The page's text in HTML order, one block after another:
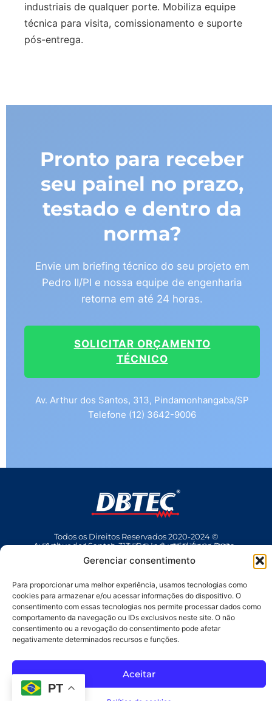
Gerenciar consentimento
Para proporcionar uma melhor experiência, usamos tecnologias como
cookies para armazenar e/ou acessar informações do dispositivo. O
consentimento com essas tecnologias nos permite processar dados como
comportamento da navegação ou IDs exclusivos neste site. O não
consentimento ou a revogação do consentimento pode afetar
negativamente determinados recursos e funções.
Aceitar
industriais de qualquer porte. Mobiliza equipe
técnica para visita, comissionamento e suporte
pós-entrega.
Pronto para receber
seu painel no prazo,
testado e dentro da
norma?
Envie um briefing técnico do seu projeto em
Pedro II/PI e nossa equipe de engenharia
retorna em até 24 horas.
SOLICITAR ORÇAMENTO
TÉCNICO
Av. Arthur dos Santos, 313, Pindamonhangaba/SP
Telefone (12) 3642-9006
Todos os Direitos Reservados 2020-2024 ©
Av Arthur dos Santos, 313 • Pq. Industrial Água Preta • Pindamonhangaba • SP • Brasil • CEP 12404-289
(12) 3642 9006
• dbtec@dbtec.com.br
PT